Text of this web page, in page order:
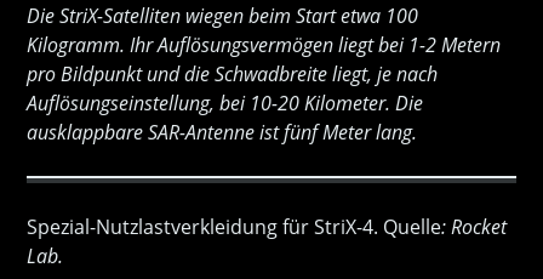
Die StriX-Satelliten wiegen beim Start etwa 100
Kilogramm. Ihr Auflösungsvermögen liegt bei 1-2 Metern
pro Bildpunkt und die Schwadbreite liegt, je nach
Auflösungseinstellung, bei 10-20 Kilometer. Die
ausklappbare SAR-Antenne ist fünf Meter lang.
Spezial-Nutzlastverkleidung für StriX-4. Quelle: Rocket
Lab.